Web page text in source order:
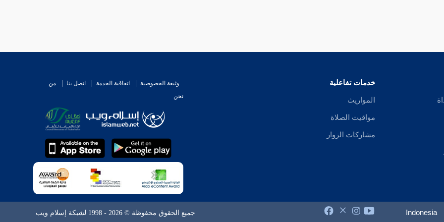
خدمات تفاعلية
المواريث
مواقيت الصلاة
مشاركات الزوار
وثيقة الخصوصية اتفاقية الخدمة اتصل بنا
من
نحن
Indonesia جميع الحقوق محفوظة © 2026 - 1998 لشبكة إسلام ويب